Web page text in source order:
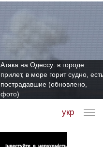
Атака на Одессу: в городе
прилет, в море горит судно,
пострадавшие (обновлено,
фото)
укр